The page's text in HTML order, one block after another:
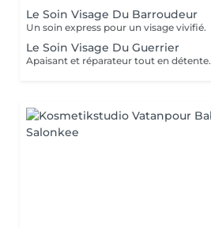
Le Soin Visage Du Barroudeur
Un soin express pour un visage vivifié.
Le Soin Visage Du Guerrier
Apaisant et réparateur tout en détente.